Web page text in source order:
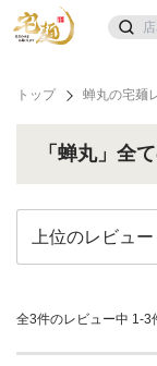
トップ 蝉丸の宅麺
「蝉丸」全
全3件のレビュー中 1-3